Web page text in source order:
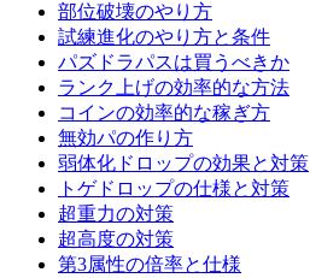
部位破壊のやり方
試練進化のやり方と条件
パズドラパスは買うべきか
ランク上げの効率的な方法
コインの効率的な稼ぎ方
無効パの作り方
弱体化ドロップの効果と対策
トゲドロップの仕様と対策
超重力の対策
超高度の対策
第3属性の倍率と仕様